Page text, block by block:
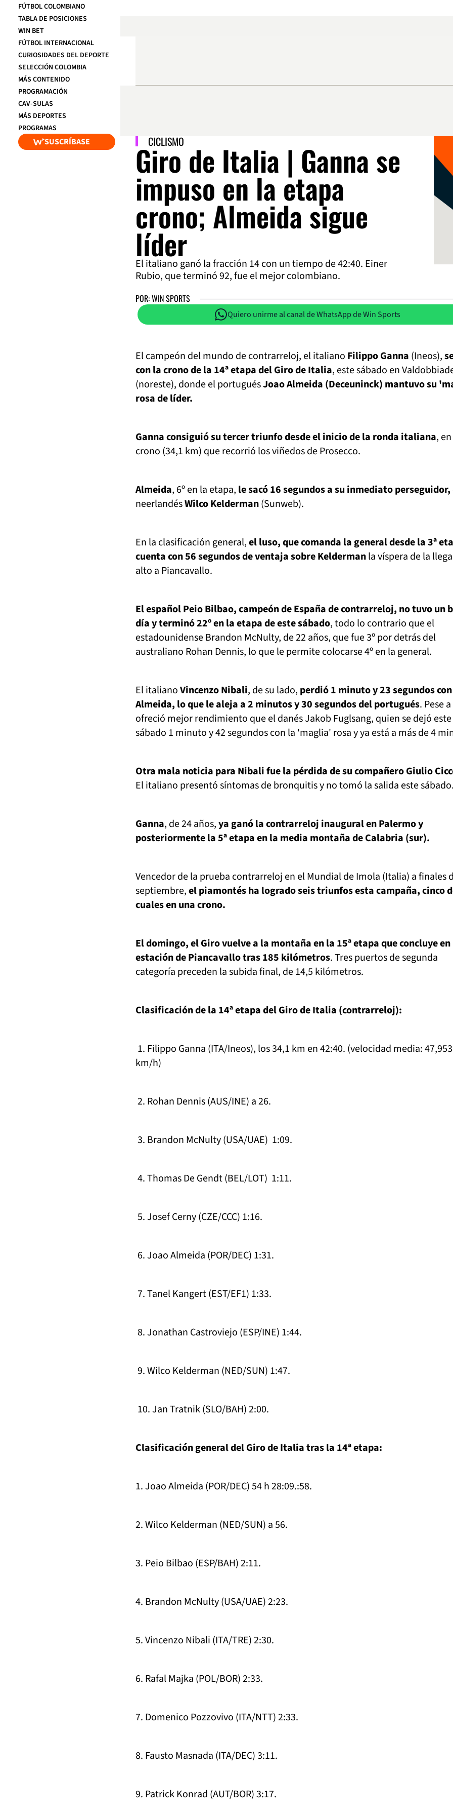
FÚTBOL COLOMBIANO
TABLA DE POSICIONES
WIN BET
FÚTBOL INTERNACIONAL
CURIOSIDADES DEL DEPORTE
SELECCIÓN COLOMBIA
MÁS CONTENIDO
PROGRAMACIÓN
CAV-SULAS
MÁS DEPORTES
PROGRAMAS
SUSCRÍBASE CICLISMO
Giro de Italia | Ganna se
impuso en la etapa
crono; Almeida sigue
líder
El italiano ganó la fracción 14 con un tiempo de 42:40. Einer
Rubio, que terminó 92, fue el mejor colombiano.
POR: WIN SPORTS
Quiero unirme al canal de WhatsApp de Win Sports
El campeón del mundo de contrarreloj, el italiano Filippo Ganna (Ineos),
con la crono de la 14ª etapa del Giro de Italia, este sábado en
(noreste), donde el portuguésJoao Almeida (Deceuninck) mantuvo su
rosa de líder.
Ganna consiguió su tercer triunfo desde el inicio de la ronda italiana,
crono (34,1 km) que recorrió los viñedos de Prosecco.
Almeida, 6º en la etapa, le sacó 16 segundos a su inmediato perseguidor,
neerlandésWilco Kelderman(Sunweb).
En la clasificación general,el luso, que comanda la general desde la 3ª
cuenta con 56 segundos de ventaja sobre Keldermanla víspera de la
alto a Piancavallo.
El español Peio Bilbao, campeón de España de contrarreloj, no tuvo un
día y terminó 22º en la etapa de este sábado, todo lo contrario que el
estadounidense Brandon McNulty, de 22 años, que fue 3º por detrás del
australiano Rohan Dennis, lo que le permite colocarse 4º en la general.
El italianoVincenzo Nibali, de su lado, perdió 1 minuto y 23 segundos con
Almeida, lo que le aleja a 2 minutos y 30 segundos del portugués. Pese
ofreció mejor rendimiento que el danés Jakob Fuglsang, quien se dejó este
sábado 1 minuto y 42 segundos con la 'maglia' rosa y ya está a más de 4
Otra mala noticia para Nibali fue la pérdida de su compañero Giulio
El italiano presentó síntomas de bronquitis y no tomó la salida este
Ganna, de 24 años,ya ganó la contrarreloj inaugural en Palermo y
posteriormente la 5ª etapa en la media montaña de Calabria (sur).
Vencedor de la prueba contrarreloj en el Mundial de Imola (Italia) a finales
septiembre,el piamontés ha logrado seis triunfos esta campaña, cinco
cuales en una crono.
El domingo, el Giro vuelve a la montaña en la 15ª etapa que concluye
estación de Piancavallo tras 185 kilómetros. Tres puertos de segunda
categoría preceden la subida final, de 14,5 kilómetros.
Clasificación de la 14ª etapa del Giro de Italia (contrarreloj):
1. Filippo Ganna (ITA/Ineos), los 34,1 km en 42:40. (velocidad media: 47,953
km/h)
2. Rohan Dennis (AUS/INE) a 26.
3. Brandon McNulty (USA/UAE) 1:09.
4. Thomas De Gendt (BEL/LOT) 1:11.
5. Josef Cerny (CZE/CCC) 1:16.
6. Joao Almeida (POR/DEC) 1:31.
7. Tanel Kangert (EST/EF1) 1:33.
8. Jonathan Castroviejo (ESP/INE) 1:44.
9. Wilco Kelderman (NED/SUN) 1:47.
10. Jan Tratnik (SLO/BAH) 2:00.
Clasificación general del Giro de Italia tras la 14ª etapa:
1. Joao Almeida (POR/DEC) 54 h 28:09.:58.
2. Wilco Kelderman (NED/SUN) a 56.
3. Peio Bilbao (ESP/BAH) 2:11.
4. Brandon McNulty (USA/UAE) 2:23.
5. Vincenzo Nibali (ITA/TRE) 2:30.
6. Rafal Majka (POL/BOR) 2:33.
7. Domenico Pozzovivo (ITA/NTT) 2:33.
8. Fausto Masnada (ITA/DEC) 3:11.
9. Patrick Konrad (AUT/BOR) 3:17.